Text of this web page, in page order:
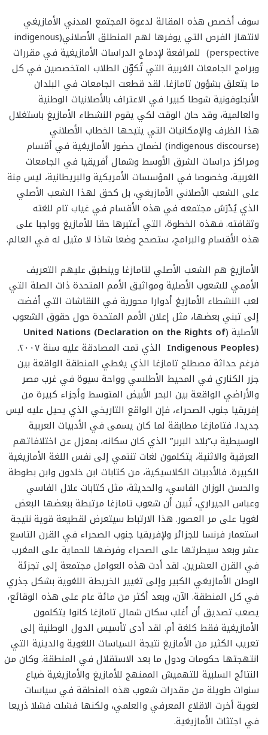
سوف أخصص هذه المقالة لدعوة المجتمع المدني الأمازيغي
لانتهاز الفرص التي يوفرها لهم المنطلق الأصلاني(indigenous
perspective) للمرافعة لإدماج الدراسات الأمازيغية في مقررات
وبرامج الجامعات الغربية التي تُكوِّن الطلاب المتخصصين في كل
ما يتعلق بشؤون تامازغا. لقد قطعت الجامعات في البلدان
الأنجلوفونية شوطا كبيرا في الاعتراف بالأصلانيات الوطنية
والعالمية، وقد حان الوقت لكي يقوم النشطاء الأمازيغ باستغلال
هذا الظرف والإمكانيات التي يتيحها الخطاب الأصلاني
(indigenous discourse) لضمان حضور الأمازيغية في أقسام
ومراكز دراسات الشرق الأوسط وشمال أفريقيا في الجامعات
الغربية، وخصوصا في المؤسسات الأمريكية والبريطانية، ليس مِنة
على الشعب الأصلاني الأمازيغي، بل كحق لهذا الشعب الأصلي
الذي يُدْرَسُ مجتمعه في هذه الأقسام في غياب تام للغته
وثقافته. فهذه الخطوة، التي أعتبرها حقا للأمازيغ وواجبا على
هذه الأقسام والبرامج، ستصحح وضعا شاذا لا مثيل له في العالم.
الأمازيغ هم الشعب الأصلي لتامازغا وينطبق عليهم التعريف
الأممي للشعوب الأصلية ومواثيق الأمم المتحدة ذات الصلة التي
لعب النشطاء الأمازيغ أدوارا محورية في النقاشات التي أفضت
إلى تبني بعضها، مثل إعلان الأمم المتحدة حول حقوق الشعوب
الأصلية (United Nations (Declaration on the Rights of
Indigenous Peoples)
الذي تمت المصادقة عليه سنة ٢٠٠٧.
فرغم حداثة مصطلح تامازغا الذي يغطي المنطقة الواقعة بين
جزر الكناري في المحيط الأطلسي وواحة سيوة في غرب مصر
والأراضي الواقعة بين البحر الأبيض المتوسط وأجزاء كبيرة من
إفريقيا جنوب الصحراء، فإن الواقع التاريخي الذي يحيل عليه ليس
جديدا. فتامازغا مطابقة لما كان يسمى في الأدبيات العربية
الوسيطية ب”بلاد البربر” الذي كان سكانه، بمعزل عن اختلافاتهم
العرقية والاثنية، يتكلمون لغات تنتمي إلى نفس اللغة الأمازيغية
الكبيرة. فالأدبيات الكلاسيكية، من كتابات ابن خلدون وابن بطوطة
والحسن الوزان الفاسي، والحديثة، مثل كتابات علال الفاسي
وعباس الجيراري، تُبين أن شعوب تامازغا مرتبطة ببعضها البعض
لغويا على مر العصور. هذا الارتباط سيتعرض لقطيعة قوية نتيجة
استعمار فرنسا للجزائر ولإفريقيا جنوب الصحراء في القرن التاسع
عشر وبعد سيطرتها على الصحراء وفرضها للحماية على المغرب
في القرن العشرين. لقد أدت هذه العوامل مجتمعة إلى تجزئة
الوطن الأمازيغي الكبير وإلى تغيير الخريطة اللغوية بشكل جذري
في كل المنطقة. الآن، وبعد أكثر من مائة عام على هذه الوقائع،
يصعب تصديق أن أغلب سكان شمال تامازغا كانوا يتكلمون
الأمازيغية فقط كلغة أم. لقد أدى تأسيس الدول الوطنية إلى
تعريب الكثير من الأمازيغ نتيجة السياسات اللغوية والدينية التي
انتهجتها حكومات ودول ما بعد الاستقلال في المنطقة. وكان من
النتائج السلبية للتهميش الممنهج للأمازيغ والأمازيغية ضياع
سنوات طويلة من مقدرات شعوب هذه المنطقة في سياسات
لغوية أخرت الاقلاع المعرفي والعلمي، ولكنها فشلت فشلا ذريعا
في اجتثاث الأمازيغية.